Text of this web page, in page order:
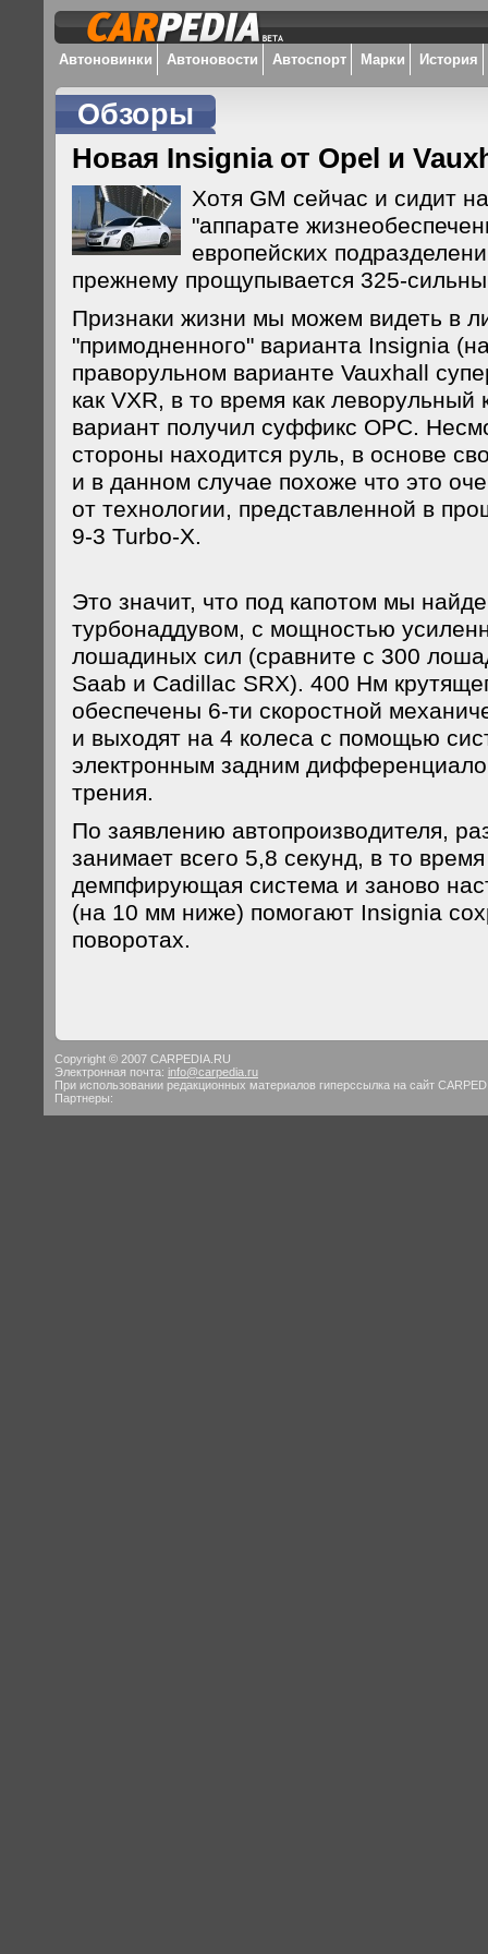
Автоновинки Автоновости Автоспорт Марки История
Обзоры
Новая Insignia от Opel и
Хотя GM сейчас и сидит
"аппарате
европейских
прежнему прощупывается 325-
Признаки жизни мы можем видеть в
"примодненного" варианта Insignia
праворульном варианте Vauxhall
как VXR, в то время как леворульный
вариант получил суффикс OPC.
стороны находится руль, в основе
и в данном случае похоже что это
от технологии, представленной в
9-3 Turbo-X.
Это значит, что под капотом мы
турбонаддувом, с мощностью
лошадиных сил (сравните с 300
Saab и Cadillac SRX). 400 Нм
обеспечены 6-ти скоростной
и выходят на 4 колеса с помощью
электронным задним
трения.
По заявлению автопроизводителя,
занимает всего 5,8 секунд, в то
демпфирующая система и заново
(на 10 мм ниже) помогают Insignia
поворотах.
Copyright © 2007 CARPEDIA.RU
Электронная почта: info@carpedia.ru
При использовании редакционных материалов гиперссылка на сайт
Партнеры: